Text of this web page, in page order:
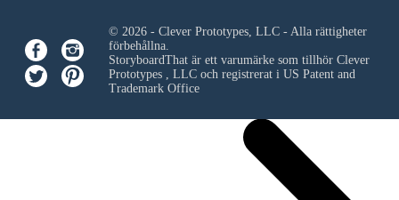
© 2026 - Clever Prototypes, LLC - Alla rättigheter
förbehållna.
StoryboardThat är ett varumärke som tillhör Clever
Prototypes , LLCoch registrerat i US Patent and
Trademark Office